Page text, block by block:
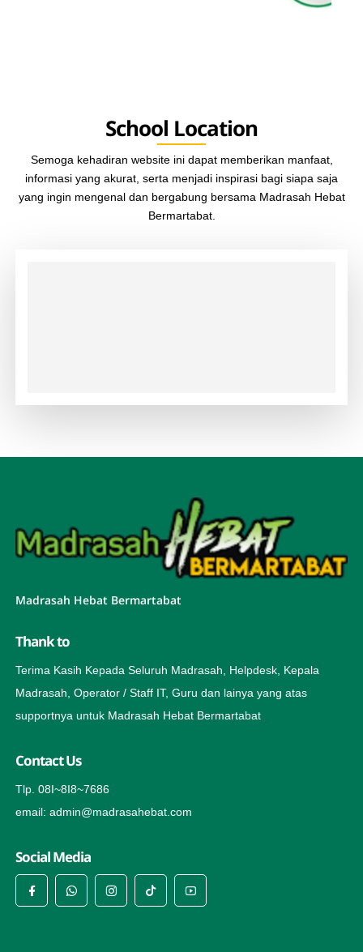
School Location
Semoga kehadiran website ini dapat memberikan manfaat,
informasi yang akurat, serta menjadi inspirasi bagi siapa saja
yang ingin mengenal dan bergabung bersama Madrasah Hebat
Bermartabat.
Madrasah Hebat Bermartabat
Thank to
Terima Kasih Kepada Seluruh Madrasah, Helpdesk, Kepala
Madrasah, Operator / Staff IT, Guru dan lainya yang atas
supportnya untuk Madrasah Hebat Bermartabat
Contact Us
Tlp. 08I~8I8~7686
email: admin@madrasahebat.com
Social Media